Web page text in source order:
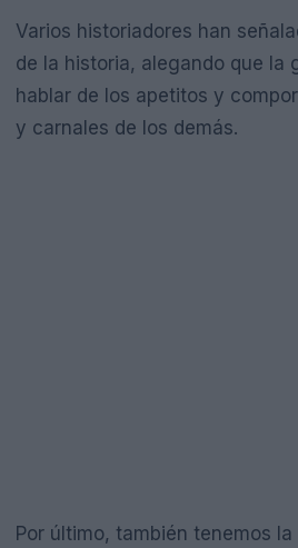
Varios historiadores han
de la historia, alegando que la
hablar de los apetitos y
y carnales de los demás.
Por último, también tenemos